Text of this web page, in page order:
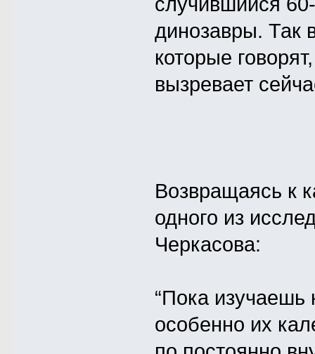
динозавры. Так
которые
вызревает
Возвращаясь к
одного из
Черкасова:
“Пока изучаешь
особенно их